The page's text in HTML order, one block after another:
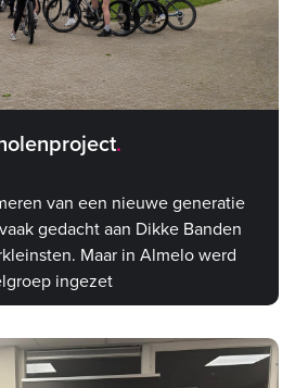
van een nieuwe generatie
gedacht aan Dikke Banden
Maar in Almelo werd
ingezet